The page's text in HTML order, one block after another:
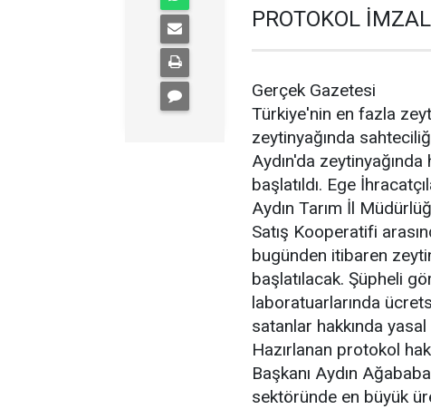
PROTOKOL
Gerçek Gazetesi
Türkiye'nin en fazla
zeytinyağında
Aydın'da
başlatıldı. Ege
Aydın Tarım İl
Satış Kooperatifi
bugünden itibaren
başlatılacak. Şüpheli
laboratuarlarında
satanlar hakkında
Hazırlanan protokol
Başkanı Aydın
sektöründe en büyük